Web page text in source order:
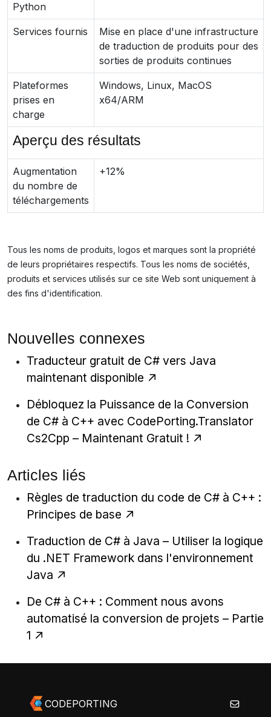
Python
Services fournis
Mise en place d'une infrastructure
de traduction de produits pour des
sorties de produits continues
Plateformes
prises en
charge
Windows, Linux, MacOS
x64/ARM
Aperçu des résultats
Augmentation
du nombre de
téléchargements
+12%
Tous les noms de produits, logos et marques sont la propriété
de leurs propriétaires respectifs. Tous les noms de sociétés,
produits et services utilisés sur ce site Web sont uniquement à
des fins d'identification.
Nouvelles connexes
Traducteur gratuit de C# vers Java
maintenant disponible
Débloquez la Puissance de la Conversion
de C# à C++ avec CodePorting.Translator
Cs2Cpp – Maintenant Gratuit !
Articles liés
Règles de traduction du code de C# à C++ :
Principes de base
Traduction de C# à Java – Utiliser la logique
du .NET Framework dans l'environnement
Java
De C# à C++ : Comment nous avons
automatisé la conversion de projets – Partie
1
CODEPORTING